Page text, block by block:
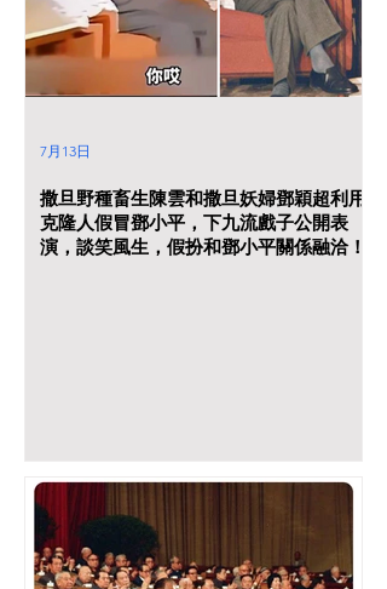
撒旦野種畜生陳雲和撒旦妖婦鄧穎超利用
克隆人假冒鄧小平，下九流戲子公開表
演，談笑風生，假扮和鄧小平關係融洽！
7月13日